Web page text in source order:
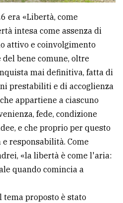
era «Libertà, come
intesa come assenza di
attivo e coinvolgimento
bene comune, oltre
mai definitiva, fatta di
prestabiliti e di accoglienza
appartiene a ciascuno
fede, condizione
e che proprio per questo
responsabilità. Come
«la libertà è come l'aria:
quando comincia a
tema proposto è stato